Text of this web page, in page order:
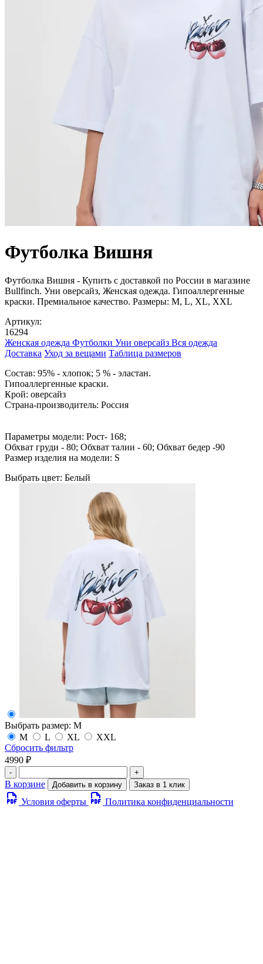
Футболка Вишня
Футболка Вишня - Купить с доставкой по России в магазине
Bullfinch. Уни оверсайз, Женская одежда. Гипоаллергенные
краски. Премиальное качество. Размеры: M, L, XL, XXL
Артикул:
16294
Женская одежда Футболки Уни оверсайз Вся одежда
Доставка Уход за вещами Таблица размеров
Cостав: 95% - хлопок; 5 % - эластан.
Гипоаллергенные краски.
Крой: оверсайз
Страна-производитель: Россия
Параметры модели: Рост- 168;
Обхват груди - 80; Обхват талии - 60; Обхват бедер -90
Размер изделия на модели: S
Выбрать цвет: Белый
Выбрать размер: M
M
L XL
XXL
Сбросить фильтр
4990 ₽
- +
В корзине Добавить в корзину Заказ в 1 клик
Условия оферты Политика конфиденциальности